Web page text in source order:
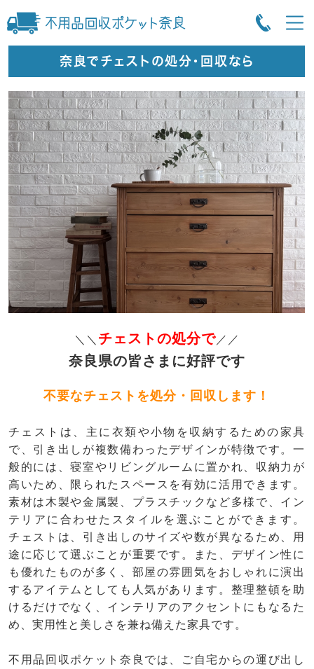
奈良でチェストの処分・回収なら
＼＼ チェストの処分で／／
奈良県の皆さまに好評です
不要なチェストを処分・回収します！
チェストは、主に衣類や小物を収納するための家具
で、引き出しが複数備わったデザインが特徴です。一
般的には、寝室やリビングルームに置かれ、収納力が
高いため、限られたスペースを有効に活用できます。
素材は木製や金属製、プラスチックなど多様で、イン
テリアに合わせたスタイルを選ぶことができます。
チェストは、引き出しのサイズや数が異なるため、用
途に応じて選ぶことが重要です。また、デザイン性に
も優れたものが多く、部屋の雰囲気をおしゃれに演出
するアイテムとしても人気があります。整理整頓を助
けるだけでなく、インテリアのアクセントにもなるた
め、実用性と美しさを兼ね備えた家具です。
不用品回収ポケット奈良では、ご自宅からの運び出し